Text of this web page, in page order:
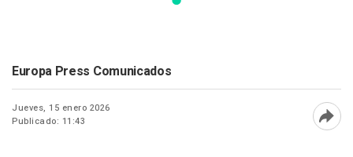
Europa Press Comunicados
Jueves, 15 enero 2026
Publicado: 11:43